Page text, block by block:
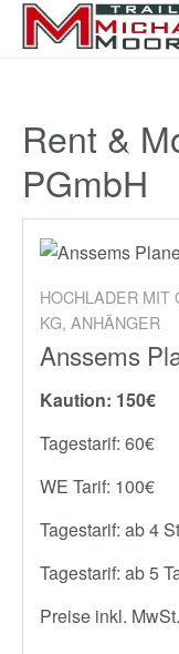
Rent &
PGmbH
HOCHLADER MIT
KG, ANHÄNGER
Anssems
Kaution: 150€
Tagestarif: 60€
WE Tarif: 100€
Tagestarif: ab 4
Tagestarif: ab 5
Preise inkl. MwSt.